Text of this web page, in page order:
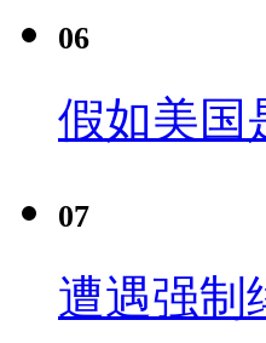
06
假如美国
07
遭遇强制